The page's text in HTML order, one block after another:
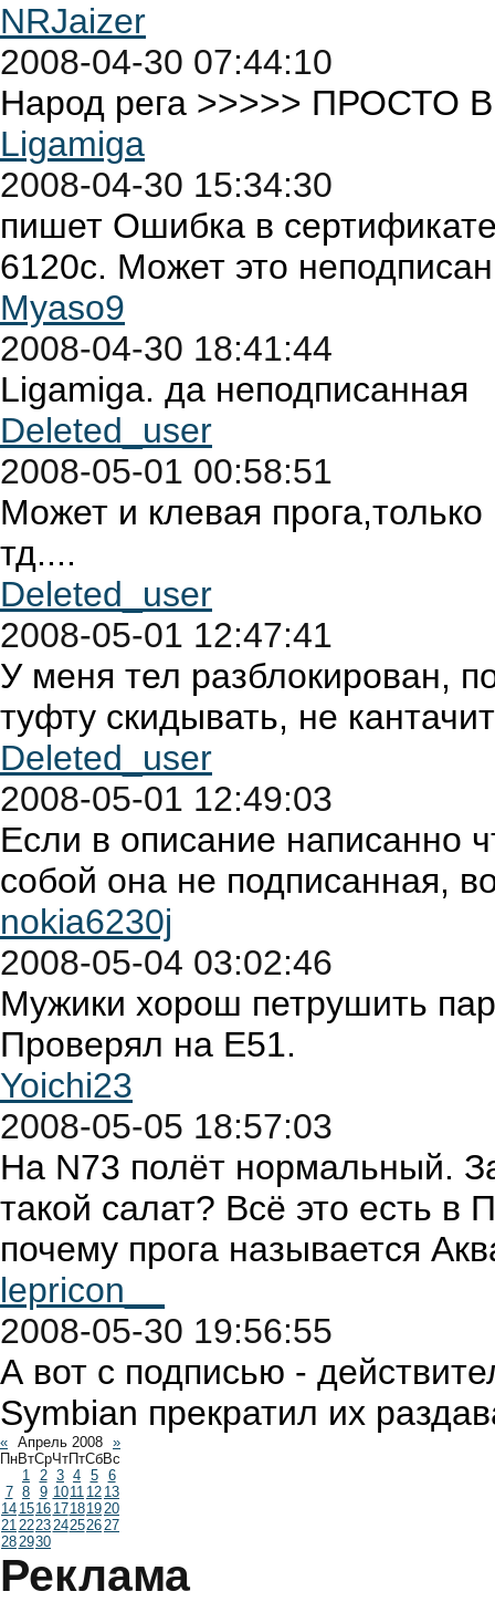
NRJaizer
2008-04-30 07:44:10
Народ рега >>>>> ПРОСТО
Ligamiga
2008-04-30 15:34:30
пишет Ошибка в
6120с. Может это
Myaso9
2008-04-30 18:41:44
Ligamiga. да неподписанная
Deleted_user
2008-05-01 00:58:51
Может и клевая
тд....
Deleted_user
2008-05-01 12:47:41
У меня тел разблокирован,
туфту скидывать, не
Deleted_user
2008-05-01 12:49:03
Если в описание
собой она не подписанная,
nokia6230j
2008-05-04 03:02:46
Мужики хорош петрушить
Проверял на Е51.
Yoichi23
2008-05-05 18:57:03
На N73 полёт нормальный.
такой салат? Всё это есть
почему прога называется
lepricon__
2008-05-30 19:56:55
А вот с подписью -
Symbian прекратил их
« Апрель 2008 »
ПнВтСрЧтПтСбВс
1 2 3 4 5
6
7 8 9 1011 12 13
14 1516 17181920
21222324252627
282930
Реклама